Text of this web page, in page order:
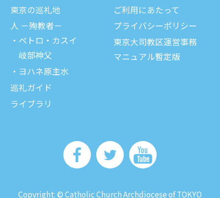
東京の巡礼地
⼈ －殉教者－
ペトロ・カスイ
岐部神父
ヨハネ原主水
巡礼ガイド
ライブラリ
ご利⽤にあたって
プライバシーポリシー
東京大司教区運営事務
マニュアル暫定版
Copyright: © Catholic Church Archdiocese of TOKYO